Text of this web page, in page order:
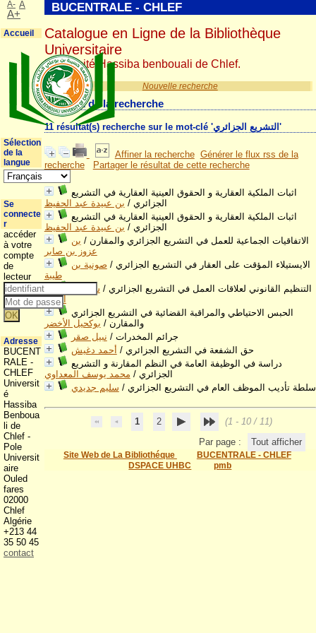
Nouvelle recherche
Résultat de la recherche
11 résultat(s) recherche sur le mot-clé 'التشريع الجزائري'
Affiner la recherche Générer le flux rss de la
recherche
Partager le résultat de cette recherche
اثبات الملكية العقارية و الحقوق العينية العقارية في التشريع
الجزائري / بن عبيدة عبد الحفيظ
اثبات الملكية العقارية و الحقوق العينية العقارية في التشريع
الجزائري / بن عبيدة عبد الحفيظ
الاتفاقيات الجماعية للعمل في التشريع الجزائري والمقارن / بن
عزوز بن صابر
الايستيلاء المؤقت على العقار في التشريع الجزائري / صونية بن
طيبة
التنظيم القانوني لعلاقات العمل في التشريع الجزائري / سليمان
أحمية
الحبس الاحتياطي والمراقبة القضائية في التشريع الجزائري
والمقارن / بوكحيل الأخضر
جرائم المخدرات / نبيل صقر
حق الشفعة في التشريع الجزائري / أحمد دغيش
دراسة في الوظيفة العامة في النظم المقارنة و التشريع
الجزائري / محمد يوسف المعداوي
سلطة تأديب الموظف العام في التشريع الجزائري / سليم جديدي
1 2
(1 - 10 / 11)
Par page :
Tout afficher
Site Web de La Bibliothéque
BUCENTRALE - CHLEF
DSPACE UHBC
pmb
BUCENTRALE - CHLEF
Catalogue en Ligne de la Bibliothèque
Universitaire
Université Hassiba benbouali de Chlef.
A- A
A+
Accueil
Sélection
de la
langue
Se
connecte
r
accéder
à votre
compte
de
lecteur
Adresse
BUCENT
RALE -
CHLEF
Universit
é
Hassiba
Benboua
li de
Chlef -
Pole
Universit
aire
Ouled
fares
02000
Chlef
Algérie
+213 44
35 50 45
contact